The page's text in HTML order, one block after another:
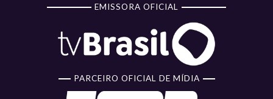
EMISSORA OFICIAL
PARCEIRO OFICIAL DE MÍDIA